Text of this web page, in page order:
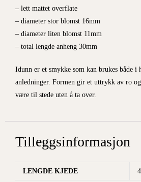
– lett mattet overflate
– diameter stor blomst 16mm
– diameter liten blomst 11mm
– total lengde anheng 30mm
Idunn er et smykke som kan brukes både i
anledninger. Formen gir et uttrykk av ro
være til stede uten å ta over.
Tilleggsinformasjon
LENGDE KJEDE